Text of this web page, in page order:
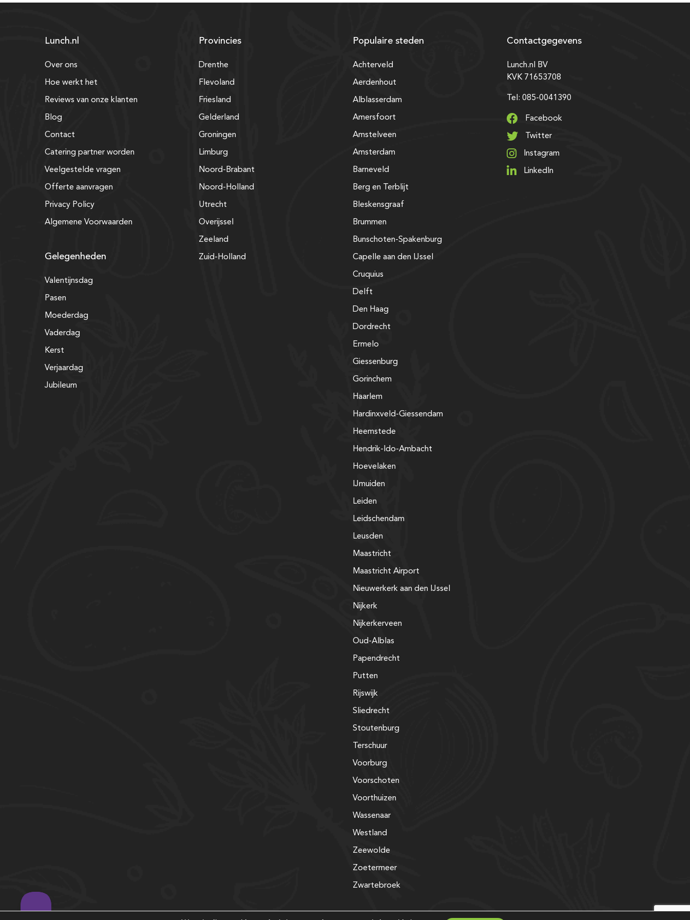
Lunch.nl
Over ons
Hoe werkt het
Reviews van onze klanten
Blog
Contact
Catering partner worden
Veelgestelde vragen
Offerte aanvragen
Privacy Policy
Algemene Voorwaarden
Gelegenheden
Valentijnsdag
Pasen
Moederdag
Vaderdag
Kerst
Verjaardag
Jubileum
Provincies
Drenthe
Flevoland
Friesland
Gelderland
Groningen
Limburg
Noord-Brabant
Noord-Holland
Utrecht
Overijssel
Zeeland
Zuid-Holland
Populaire steden
Achterveld
Aerdenhout
Alblasserdam
Amersfoort
Amstelveen
Amsterdam
Barneveld
Berg en Terblijt
Bleskensgraaf
Brummen
Bunschoten-Spakenburg
Capelle aan den IJssel
Cruquius
Delft
Den Haag
Dordrecht
Ermelo
Giessenburg
Gorinchem
Haarlem
Hardinxveld-Giessendam
Heemstede
Hendrik-Ido-Ambacht
Hoevelaken
IJmuiden
Leiden
Leidschendam
Leusden
Maastricht
Maastricht Airport
Nieuwerkerk aan den IJssel
Nijkerk
Nijkerkerveen
Oud-Alblas
Papendrecht
Putten
Rijswijk
Sliedrecht
Stoutenburg
Terschuur
Voorburg
Voorschoten
Voorthuizen
Wassenaar
Westland
Zeewolde
Zoetermeer
Zwartebroek
Contactgegevens
Lunch.nl BV
KVK 71653708
Tel: 085-0041390
Facebook
Twitter
Instagram
LinkedIn